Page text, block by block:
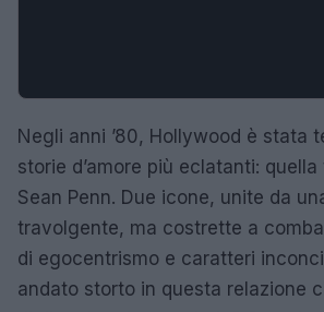
Negli anni ’80, Hollywood è stata
storie d’amore più eclatanti:
Sean Penn. Due icone, unite da
travolgente, ma costrette a
di egocentrismo e caratteri
andato storto in questa relazione